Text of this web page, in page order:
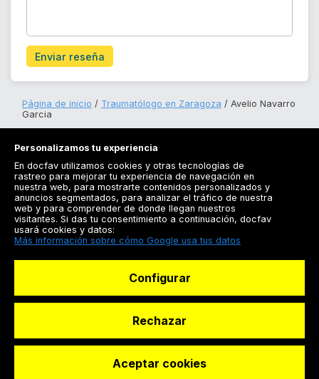
Enviar reseña
Página de inicio Traumatólogo en Zaragoza
Avelio Navarro
Garcia
Registrarse
Docfav
© Dashboard Technologies S.L
Personalizamos tu experiencia
En docfav utilizamos cookies y otras tecnologías de
rastreo para mejorar tu experiencia de navegación en
nuestra web, para mostrarte contenidos personalizados y
anuncios segmentados, para analizar el tráfico de nuestra
web y para comprender de donde llegan nuestros
visitantes. Si das tu consentimiento a continuación, docfav
usará cookies y datos:
Más información sobre cómo Google usa tus datos
Configurar
Rechazar
Aceptar cookies